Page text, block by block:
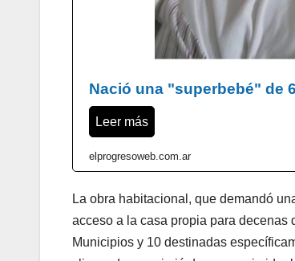
Nació una "superbebé" de
Leer más
elprogresoweb.com.ar
La obra habitacional, que demandó
acceso a la casa propia para decenas
Municipios y 10 destinadas